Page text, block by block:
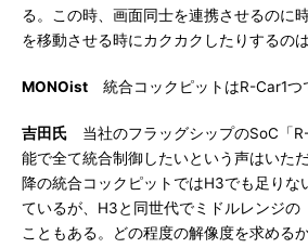
る。この時、画面同士を連携させるのに
を移動させる時にカクカクしたりするの
MONOist 統合コックピットはR-Car1つ
吉田氏 当社のフラッグシップのSoC「
能で全て統合制御したいという声はいた
降の統合コックピットではH3でも足りな
ているが、H3と同世代でミドルレンジの
こともある。どの程度の解像度を求める